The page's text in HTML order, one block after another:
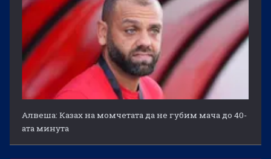
Алвеша: Казах на момчетата да не губим мача до 40-
ата минута